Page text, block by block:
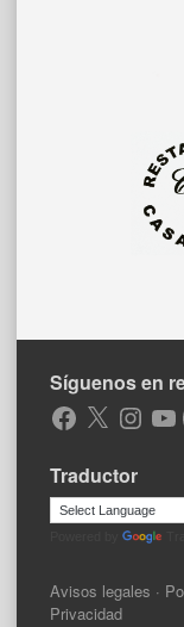
Síguenos en
Facebook
X Instagram
Traductor
Avisos legales ·
Privacidad